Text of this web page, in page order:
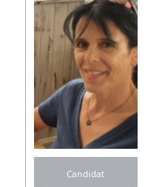
Candidat